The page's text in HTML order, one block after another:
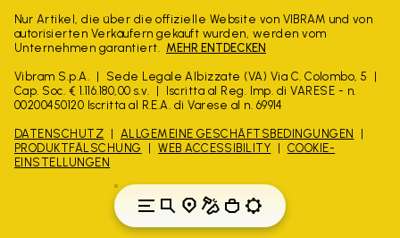
Nur Artikel, die über die offizielle Website von VIBRAM und von
autorisierten Verkäufern gekauft wurden, werden vom
Unternehmen garantiert. MEHR ENTDECKEN
Vibram S.p.A.
Sede Legale Albizzate (VA) Via C. Colombo, 5
Cap. Soc. € 1.116.180,00 s.v.
Iscritta al Reg. Imp. di VARESE - n.
00200450120 Iscritta al R.E.A. di Varese al n. 69914
DATENSCHUTZ
ALLGEMEINE GESCHÄFTSBEDINGUNGEN
PRODUKTFÄLSCHUNG
WEB ACCESSIBILITY
COOKIE-
EINSTELLUNGEN